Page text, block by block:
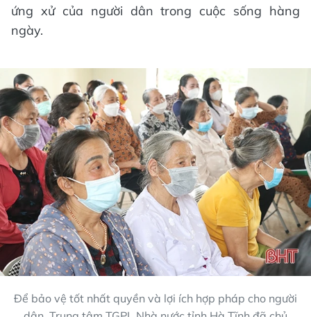
ứng xử của người dân trong cuộc sống hàng
ngày.
Để bảo vệ tốt nhất quyền và lợi ích hợp pháp cho người